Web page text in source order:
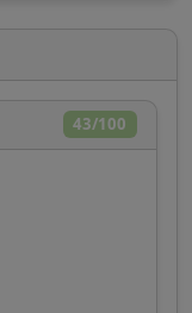
43/100